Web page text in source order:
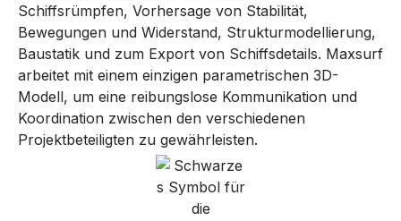
Schiffsrümpfen, Vorhersage von Stabilität,
Bewegungen und Widerstand, Strukturmodellierung,
Baustatik und zum Export von Schiffsdetails. Maxsurf
arbeitet mit einem einzigen parametrischen 3D-
Modell, um eine reibungslose Kommunikation und
Koordination zwischen den verschiedenen
Projektbeteiligten zu gewährleisten.